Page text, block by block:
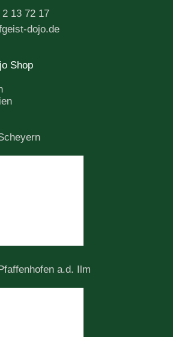
13 72 17
dojo.de
Shop
a.d. Ilm